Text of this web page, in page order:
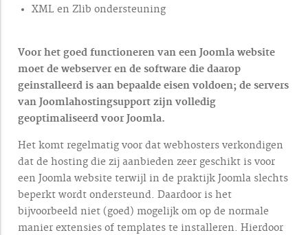
XML en Zlib ondersteuning
Voor het goed functioneren van een Joomla website
moet de webserver en de software die daarop
geinstalleerd is aan bepaalde eisen voldoen; de servers
van Joomlahostingsupport zijn volledig
geoptimaliseerd voor Joomla.
Het komt regelmatig voor dat webhosters verkondigen
dat de hosting die zij aanbieden zeer geschikt is voor
een Joomla website terwijl in de praktijk Joomla slechts
beperkt wordt ondersteund. Daardoor is het
bijvoorbeeld niet (goed) mogelijk om op de normale
manier extensies of templates te installeren. Hierdoor